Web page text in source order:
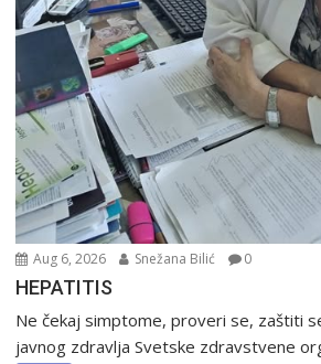
Aug 6, 2026 Snežana Bilić 0
HEPATITIS
Ne čekaj simptome, proveri se, zaštiti
javnog zdravlja Svetske zdravstvene